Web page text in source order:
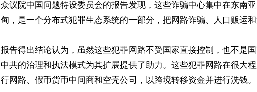
众议院中国问题特设委员会的报告发现，这些诈骗中心集中在东南
甸，是一个分布式犯罪生态系统的一部分，把网路诈骗、人口贩运和
报告得出结论认为，虽然这些犯罪网路不受国家直接控制，也不是
中共的治理和执法模式为其扩展提供了助力。这些犯罪网路在很大
行网路、假币货币中间商和空壳公司，以跨境转移资金并进行洗钱。